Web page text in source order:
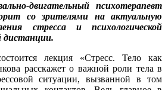
двигательный психотерапевт
со зрителями на актуальную
стресса и психологической
дистанции.
лекция «Стресс. Тело как
расскажет о важной роли тела в
ситуации, вызванной в том